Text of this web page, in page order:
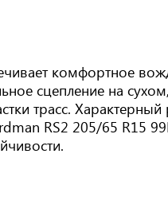
комфортное
сцепление на
трасс. Характерный
RS2 205/65 R15